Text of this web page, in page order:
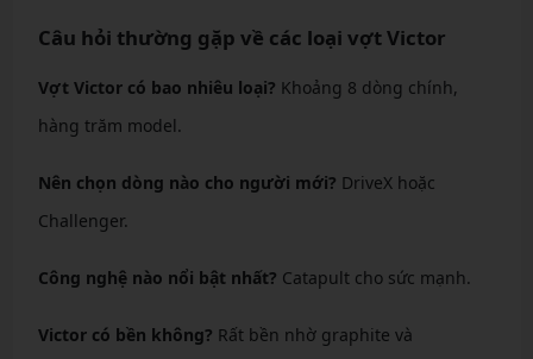
Câu hỏi thường gặp về các loại vợt Victor
Vợt Victor có bao nhiêu loại? Khoảng 8 dòng chính,
hàng trăm model.
Nên chọn dòng nào cho người mới? DriveX hoặc
Challenger.
Công nghệ nào nổi bật nhất? Catapult cho sức mạnh.
Victor có bền không? Rất bền nhờ graphite và